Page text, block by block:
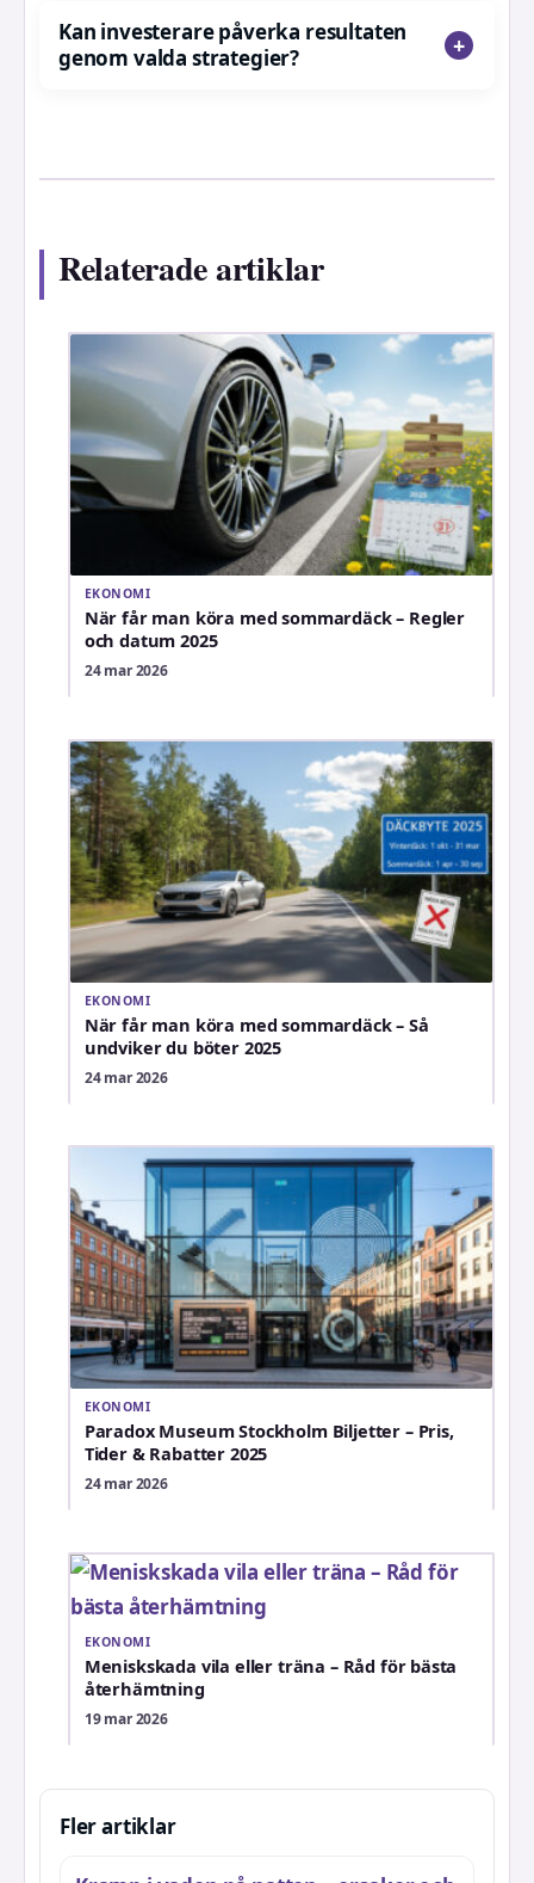
Kan investerare påverka resultaten
genom valda strategier?
Relaterade artiklar
EKONOMI
När får man köra med sommardäck – Regler
och datum 2025
24 mar 2026
EKONOMI
När får man köra med sommardäck – Så
undviker du böter 2025
24 mar 2026
EKONOMI
Paradox Museum Stockholm Biljetter – Pris,
Tider & Rabatter 2025
24 mar 2026
EKONOMI
Meniskskada vila eller träna – Råd för bästa
återhämtning
19 mar 2026
Fler artiklar